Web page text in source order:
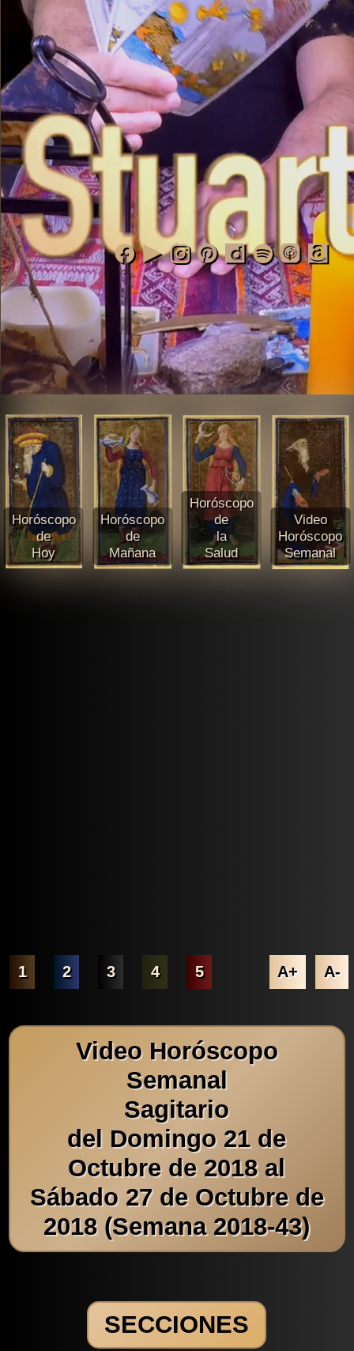
Horóscopo
de
Hoy
Horóscopo
de
Mañana
Horóscopo
de
la
Salud
Video
Horóscopo
Semanal
1 2 3 4 5 A+ A-
Video Horóscopo
Semanal
Sagitario
del Domingo 21 de
Octubre de 2018 al
Sábado 27 de Octubre de
2018 (Semana 2018-43)
SECCIONES